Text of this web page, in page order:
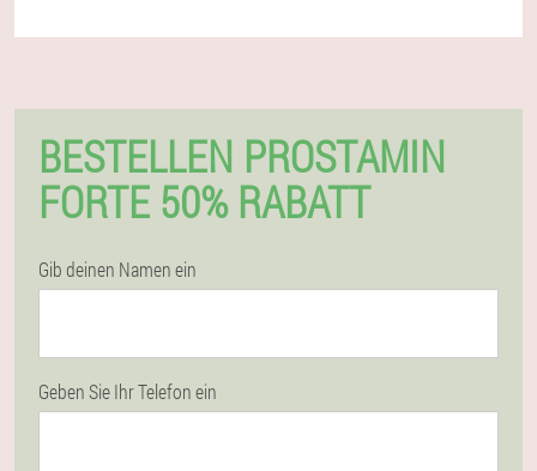
BESTELLEN PROSTAMIN
FORTE 50% RABATT
Gib deinen Namen ein
Geben Sie Ihr Telefon ein